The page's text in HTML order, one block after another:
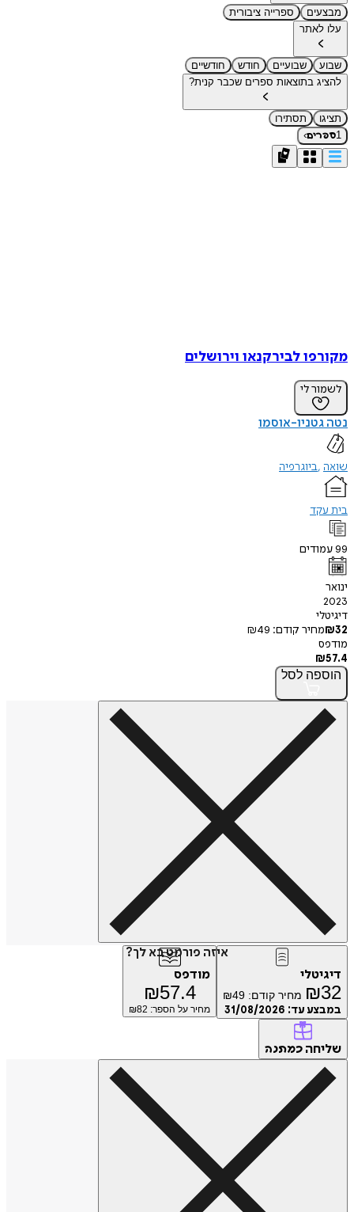
מבצעים
ספרייה ציבורית
עלו לאתר
שבוע שבועיים חודש
חודשיים
להציג בתוצאות ספרים שכבר קנית?
תציגו
תסתירו
1ספרים›
מקורפו לבירקנאו וירושלים
לשמור לי
נטה גטניו-אוסמו
שואה ביוגרפיה
בית עקד
99עמודים
ינואר
2023
דיגיטלי
₪32 מחיר קודם: ₪49
מודפס
₪57.4
הוספה לסל
איזה פורמט בא לך?
דיגיטלי
₪32 מחיר קודם: ₪49
במבצע עד: 31/08/2026
מודפס
₪57.4
מחיר על הספר: ₪ 82
שליחה כמתנה